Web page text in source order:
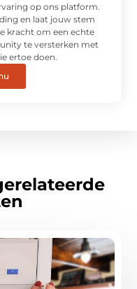
op ons platform.
en laat jouw stem
kracht om een echte
te versterken met
ertoe doen.